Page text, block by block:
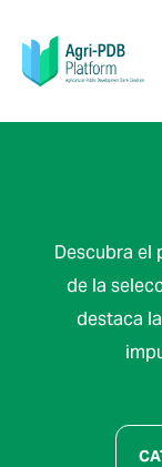
Descubra el
de la
destaca